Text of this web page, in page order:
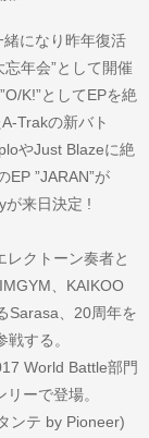
緒になり昨年復活
年会”として開催
K!”としてEPを絶
Trakの新バト
やJust Blazeに絶
EP ”JARAN”が
が来日決定 !
クトーン奏者と
、KAIKOO
Sarasa、20周年を
する。
World Battle部門
ーで登場。
ンテ by Pioneer)